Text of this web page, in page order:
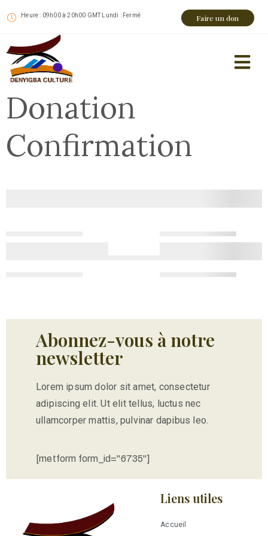
Heure : 09h00 à 20h00 GMT Lundi : Fermé Faire un don
Donation
Confirmation
Abonnez-vous à notre
newsletter
Lorem ipsum dolor sit amet, consectetur
adipiscing elit. Ut elit tellus, luctus nec
ullamcorper mattis, pulvinar dapibus leo.
[metform form_id="6735"]
Liens utiles
Accueil